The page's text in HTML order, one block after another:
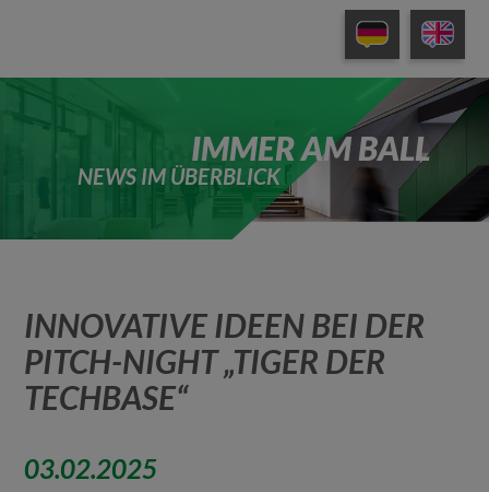
IMMER AM BALL
NEWS IM ÜBERBLICK
INNOVATIVE IDEEN BEI DER
PITCH-NIGHT „TIGER DER
TECHBASE“
03.02.2025